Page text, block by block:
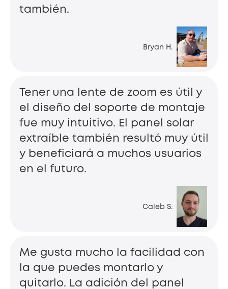
Bryan H.
también.
Caleb S.
Tener una lente de zoom es útil y
el diseño del soporte de montaje
fue muy intuitivo. El panel solar
extraíble también resultó muy útil
y beneficiará a muchos usuarios
en el futuro.
Me gusta mucho la facilidad con
la que puedes montarlo y
quitarlo. La adición del panel